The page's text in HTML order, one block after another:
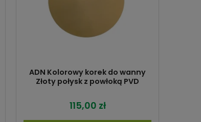
ADN Kolorowy korek do wanny
Złoty połysk z powłoką PVD
115,00 zł